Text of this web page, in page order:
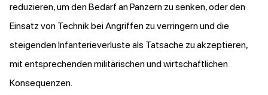
reduzieren, um den Bedarf an Panzern zu senken, oder den
Einsatz von Technik bei Angriffen zu verringern und die
steigenden Infanterieverluste als Tatsache zu akzeptieren,
mit entsprechenden militärischen und wirtschaftlichen
Konsequenzen.